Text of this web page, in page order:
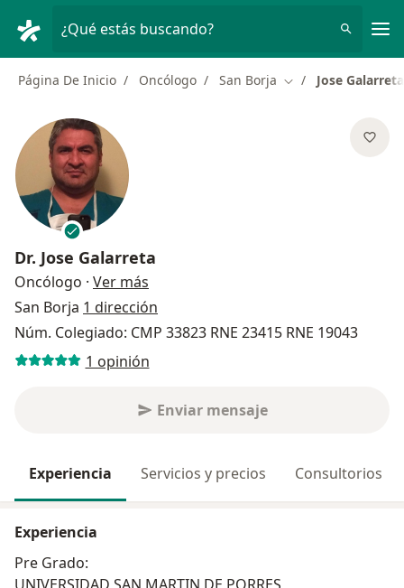
¿Qué estás buscando?
Página De Inicio Oncólogo San Borja Cambiar de ciudad
Jose Galarreta
Dr. Jose Galarreta
Oncólogo · Ver más
San Borja 1 dirección
Núm. Colegiado: CMP 33823 RNE 23415 RNE 19043
1 opinión
Enviar mensaje
Experiencia Servicios y precios Consultorios
Experiencia
Pre Grado: